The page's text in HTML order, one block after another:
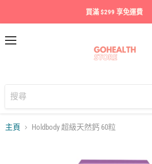
買滿 $299 享免運費
主頁 Holdbody 超級天然鈣 60粒